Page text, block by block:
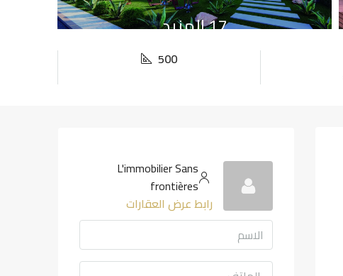
17 المزيد
500
L'immobilier Sans
frontières
رابط عرض العقارات